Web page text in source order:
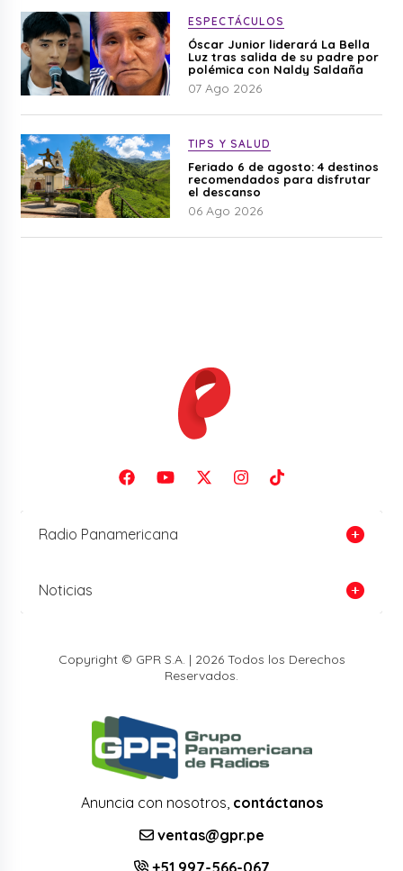
ESPECTÁCULOS
Óscar Junior liderará La Bella
Luz tras salida de su padre por
polémica con Naldy Saldaña
07 Ago 2026
TIPS Y SALUD
Feriado 6 de agosto: 4 destinos
recomendados para disfrutar
el descanso
06 Ago 2026
Radio Panamericana
Noticias
Copyright © GPR S.A. | 2026 Todos los Derechos
Reservados.
Anuncia con nosotros, contáctanos
ventas@gpr.pe